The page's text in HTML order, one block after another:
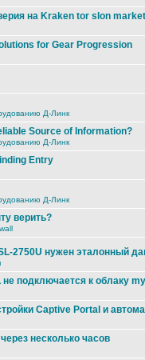
на Kraken tor slon market
for Gear Progression
Д-Линк
Source of Information?
Д-Линк
Entry
Д-Линк
верить?
2750U нужен эталонный
не подключается к облаку
Captive Portal и
несколько часов